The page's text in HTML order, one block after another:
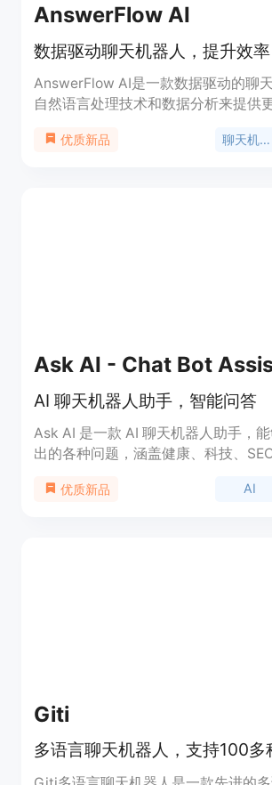
AnswerFlow AI
数据驱动聊天机器人，提升效率
AnswerFlow AI是一款数据驱动的聊
自然语言处理技术和数据分析来提供
ChatGPT机器人，实现无代码构建、
优质新品 聊天机器人
Ask AI - Chat Bot
AI 聊天机器人助手，智能问答
Ask AI 是一款 AI 聊天机器人助手，
出的各种问题，涵盖健康、科技、
育等领域。用户可以通过 Ask AI 快
优质新品 AI
Giti
多语言聊天机器人，支持100多